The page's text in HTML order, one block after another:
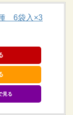
6袋入×3
見る